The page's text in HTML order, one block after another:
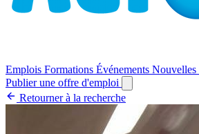
Emplois Formations Événements Nouvelles
Publier une offre d'emploi
Retourner à la recherche